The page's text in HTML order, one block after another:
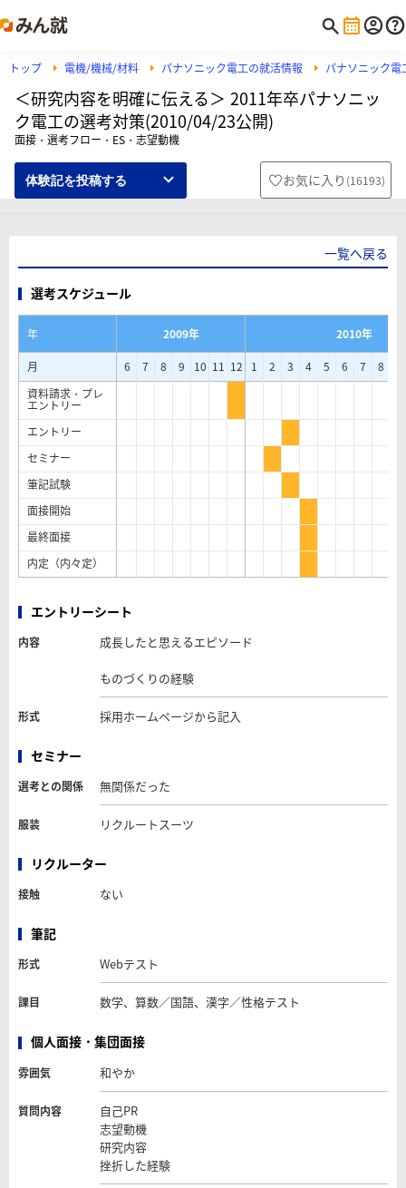
トップ 電機/機械/材料 パナソニック電工の就活情報 パナソニック
＜研究内容を明確に伝える＞ 2011年卒パナソニッ
ク電工の選考対策(2010/04/23公開)
面接・選考フロー・ES・志望動機
体験記を投稿する お気に入り (16193)
一覧へ戻る
選考スケジュール
年 2009年
2010年
月
6 7 8 9 10 11 12 1 2 3 4 5 6 7 8
資料請求・プレ
エントリー
エントリー
セミナー
筆記試験
面接開始
最終面接
内定（内々定）
エントリーシート
内容 成長したと思えるエピソード
ものづくりの経験
形式 採用ホームページから記入
セミナー
選考との関係 無関係だった
服装 リクルートスーツ
リクルーター
接触 ない
筆記
形式 Webテスト
課目 数学、算数／国語、漢字／性格テスト
個人面接・集団面接
雰囲気 和やか
質問内容
自己PR
志望動機
研究内容
挫折した経験